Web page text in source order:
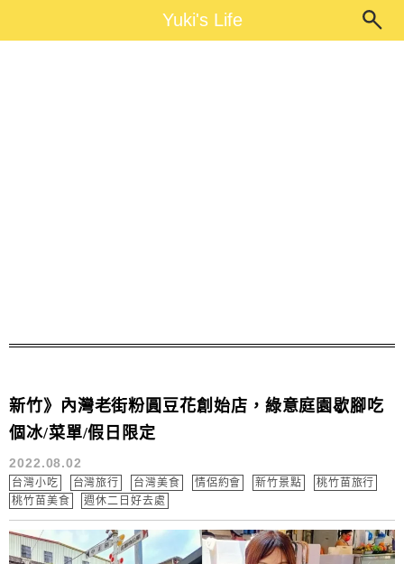
Yuki's LifeYuki's Life
新竹》內灣老街粉圓豆花創始店，綠意庭園歇腳吃
個冰/菜單/假日限定
2022.08.02
台灣小吃 台灣旅行 台灣美食 情侶約會 新竹景點
桃竹苗旅行
桃竹苗美食
週休二日好去處